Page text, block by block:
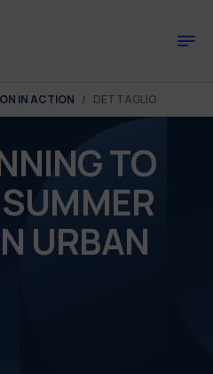
IN ACTION DETTAGLIO
TO
URBAN